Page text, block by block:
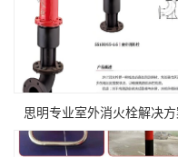
思明专业室外消火栓解决